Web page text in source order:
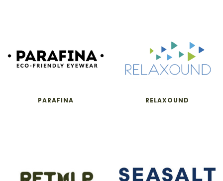
PARAFINA RELAXOUND